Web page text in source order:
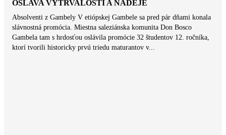
OSLAVA VYTRVALOSTI A NÁDEJE
Absolventi z Gambely V etiópskej Gambele sa pred pár dňami konala
slávnostná promócia. Miestna saleziánska komunita Don Bosco
Gambela tam s hrdosťou oslávila promócie 32 študentov 12. ročníka,
ktorí tvorili historicky prvú triedu maturantov v...